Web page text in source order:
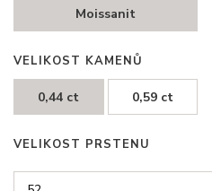
Moissanit
VELIKOST KAMENŮ
0,44 ct 0,59 ct
VELIKOST PRSTENU